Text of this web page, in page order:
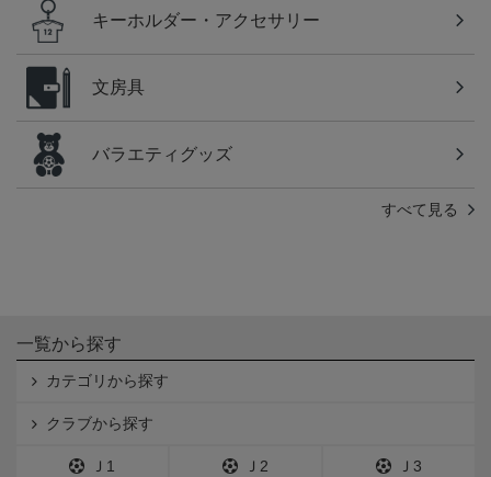
キーホルダー・アクセサリー
文房具
バラエティグッズ
すべて見る
一覧から探す
カテゴリから探す
クラブから探す
Ｊ1 Ｊ2 Ｊ3